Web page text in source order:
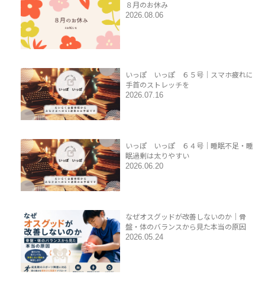
８月のお休み
2026.08.06
いっぽ いっぽ ６５号｜スマホ疲れに
手首のストレッチを
2026.07.16
いっぽ いっぽ ６４号｜睡眠不足・睡
眠過剰は太りやすい
2026.06.20
なぜオスグッドが改善しないのか｜骨
盤・体のバランスから見た本当の原因
2026.05.24